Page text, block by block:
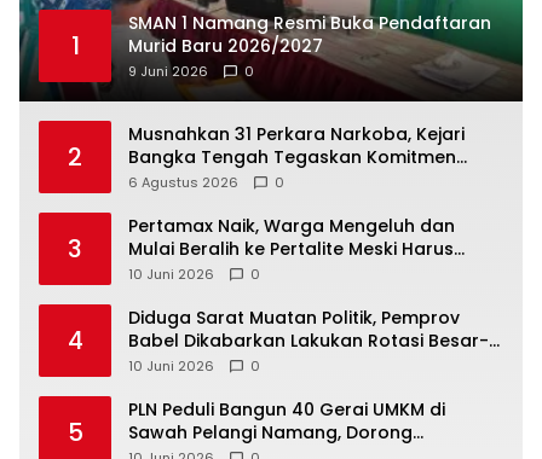
1
SMAN 1 Namang Resmi Buka Pendaftaran
Murid Baru 2026/2027
9 Juni 2026 0
2
Musnahkan 31 Perkara Narkoba, Kejari
Bangka Tengah Tegaskan Komitmen
Berantas Kejahatan Hingga Tuntas
6 Agustus 2026 0
3
‎Pertamax Naik, Warga Mengeluh dan
Mulai Beralih ke Pertalite Meski Harus
10 Juni 2026 0
4
‎Diduga Sarat Muatan Politik, Pemprov
Babel Dikabarkan Lakukan Rotasi Besar-
10 Juni 2026 0
5
‎PLN Peduli Bangun 40 Gerai UMKM di
Sawah Pelangi Namang, Dorong